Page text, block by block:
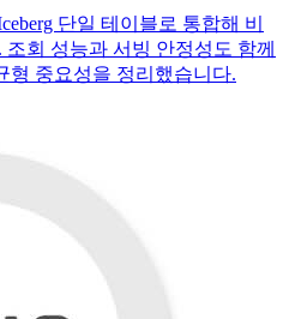
단일 테이블로 통합해 비
회 성능과 서빙 안정성도 함께
형 중요성을 정리했습니다.